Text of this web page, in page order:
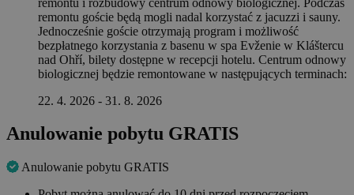
remontu goście będą mogli nadal korzystać z jacuzzi i sauny.
Jednocześnie goście otrzymają program i możliwość
bezpłatnego korzystania z basenu w spa Evženie w Kláštercu
nad Ohří, bilety dostępne w recepcji hotelu. Centrum odnowy
biologicznej będzie remontowane w następujących terminach:
22. 4. 2026 - 31. 8. 2026
Anulowanie pobytu GRATIS
Anulowanie pobytu GRATIS